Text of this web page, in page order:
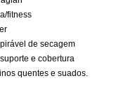
fitness
de secagem
e cobertura
quentes e suados.